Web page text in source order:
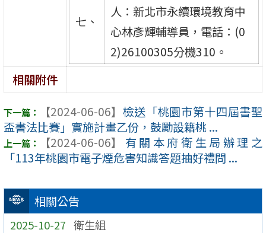
相關公告
2025-10-27 衛生組
七、
人：新北市永續環境教育中
心林彥輝輔導員，電話：(0
2)26100305分機310。
相關附件
【2024-06-06】 檢送「桃園市第十四屆書聖
盃書法比賽」實施計畫乙份，鼓勵設籍桃 ...
【2024-06-06】
有關本府衛生局辦理之
「113年桃園市電子煙危害知識答題抽好禮問 ...